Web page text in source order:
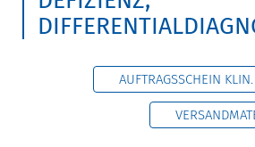
AUFTRAGSSCHEIN